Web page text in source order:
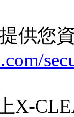
提供您
X-